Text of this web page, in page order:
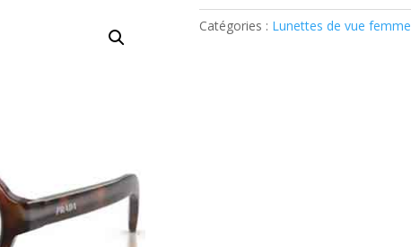
Catégories : Lunettes de vue femme